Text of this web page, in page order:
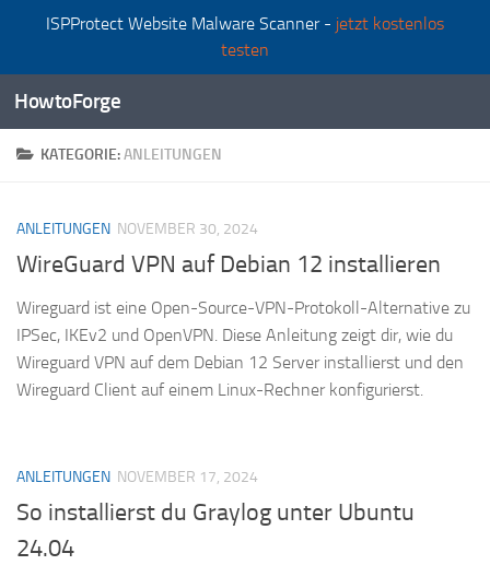
ISPProtect Website Malware Scanner - jetzt kostenlos
testen
Zum Inhalt springen
HowtoForge
KATEGORIE:ANLEITUNGEN
ANLEITUNGEN NOVEMBER 30, 2024
WireGuard VPN auf Debian 12 installieren
Wireguard ist eine Open-Source-VPN-Protokoll-Alternative zu
IPSec, IKEv2 und OpenVPN. Diese Anleitung zeigt dir, wie du
Wireguard VPN auf dem Debian 12 Server installierst und den
Wireguard Client auf einem Linux-Rechner konfigurierst.
ANLEITUNGEN NOVEMBER 17, 2024
So installierst du Graylog unter Ubuntu
24.04